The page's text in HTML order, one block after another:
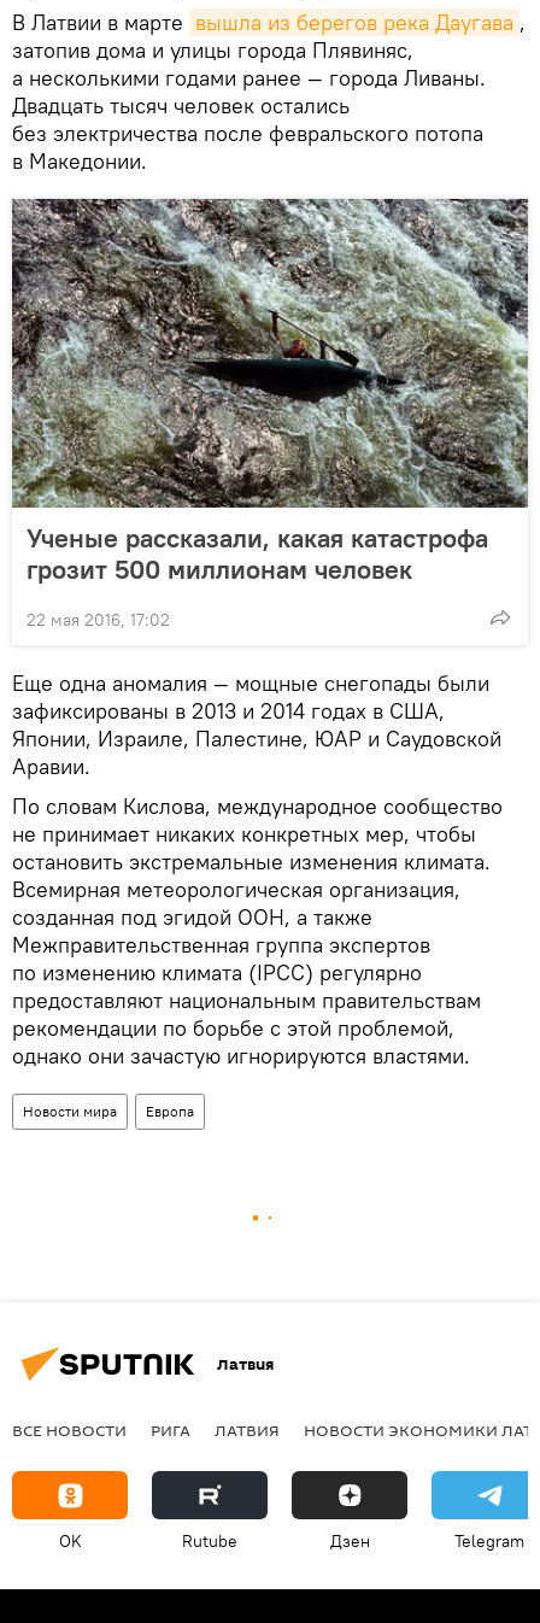
В Латвии в марте вышла из берегов река Даугава ,
затопив дома и улицы города Плявиняс,
а несколькими годами ранее — города Ливаны.
Двадцать тысяч человек остались
без электричества после февральского потопа
в Македонии.
Ученые рассказали, какая катастрофа
грозит 500 миллионам человек
22 мая 2016, 17:02
Еще одна аномалия — мощные снегопады были
зафиксированы в 2013 и 2014 годах в США,
Японии, Израиле, Палестине, ЮАР и Саудовской
Аравии.
По словам Кислова, международное сообщество
не принимает никаких конкретных мер, чтобы
остановить экстремальные изменения климата.
Всемирная метеорологическая организация,
созданная под эгидой ООН, а также
Межправительственная группа экспертов
по изменению климата (IPCC) регулярно
предоставляют национальным правительствам
рекомендации по борьбе с этой проблемой,
однако они зачастую игнорируются властями.
Новости мира Европа
Латвия
ВСЕ НОВОСТИ РИГА ЛАТВИЯ НОВОСТИ ЭКОНОМИКИ
OK Rutube Дзен Telegram